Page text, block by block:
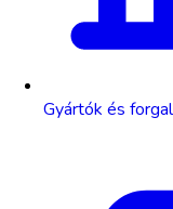
Gyártók és